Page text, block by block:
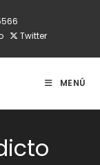
Twitter
MENÚ